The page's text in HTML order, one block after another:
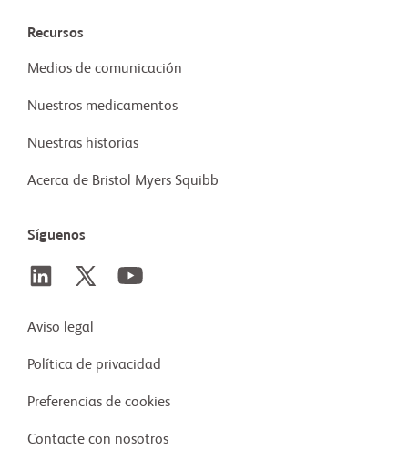
Recursos
Medios de comunicación
Nuestros medicamentos
Nuestras historias
Acerca de Bristol Myers Squibb
Síguenos
Aviso legal
Política de privacidad
Preferencias de cookies
Contacte con nosotros